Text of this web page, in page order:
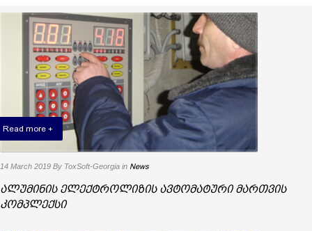
Read more +
14 March 2019 By ToxSoft-Georgia in News
ალუმინის ელექტროლიზის ავტომატური მართვის
კომპლექსი